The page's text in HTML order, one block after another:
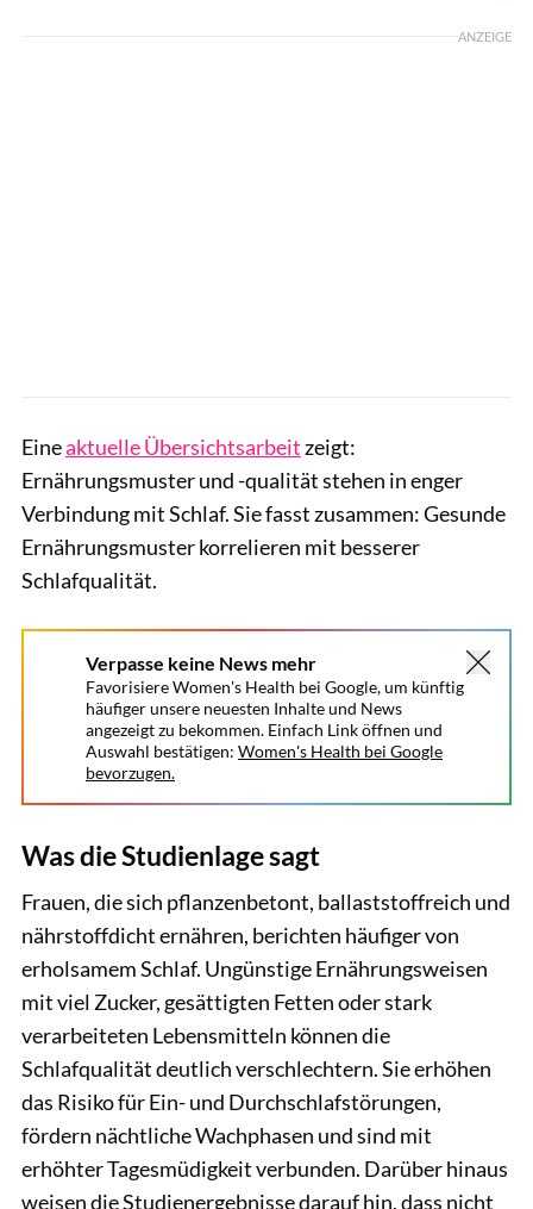
ANZEIGE
Eineaktuelle Übersichtsarbeitzeigt:
Ernährungsmuster und -qualität stehen in enger
Verbindung mit Schlaf. Sie fasst zusammen: Gesunde
Ernährungsmuster korrelieren mit besserer
Schlafqualität.
Verpasse keine News mehr
Favorisiere Women's Health bei Google, um künftig
häufiger unsere neuesten Inhalte und News
angezeigt zu bekommen. Einfach Link öffnen und
Auswahl bestätigen: Women's Health bei Google
bevorzugen.
Was die Studienlage sagt
Frauen, die sich pflanzenbetont, ballaststoffreich und
nährstoffdicht ernähren, berichten häufiger von
erholsamem Schlaf. Ungünstige Ernährungsweisen
mit viel Zucker, gesättigten Fetten oder stark
verarbeiteten Lebensmitteln können die
Schlafqualität deutlich verschlechtern. Sie erhöhen
das Risiko für Ein- und Durchschlafstörungen,
fördern nächtliche Wachphasen und sind mit
erhöhter Tagesmüdigkeit verbunden. Darüber hinaus
weisen die Studienergebnisse darauf hin, dass nicht